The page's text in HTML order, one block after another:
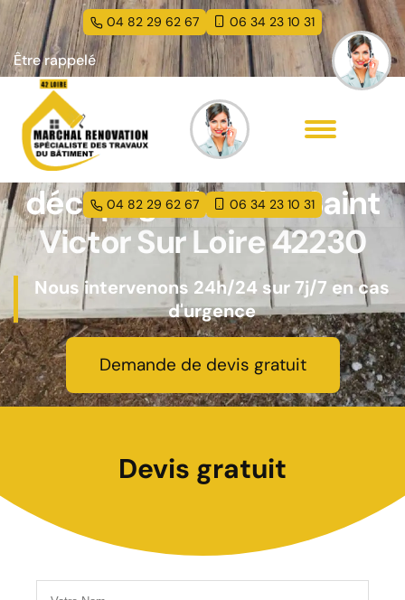
04 82 29 62 67 06 34 23 10 31
Être rappelé
04 82 29 62 67 06 34 23 10 31
Entreprise peinture et
décapage de volet Saint
Victor Sur Loire 42230
Nous intervenons 24h/24 sur 7j/7 en cas
d'urgence
Demande de devis gratuit
Devis gratuit